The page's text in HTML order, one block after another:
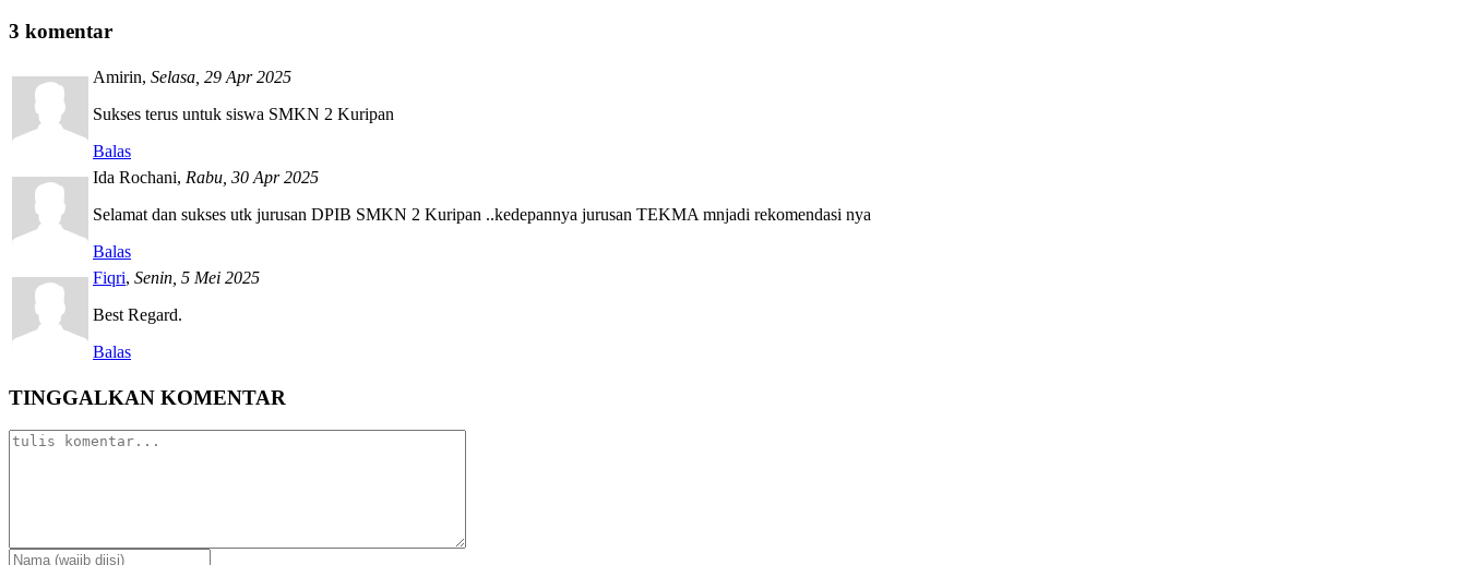
3 komentar
Amirin, Selasa, 29 Apr 2025
Sukses terus untuk siswa SMKN 2 Kuripan
Balas
Ida Rochani, Rabu, 30 Apr 2025
Selamat dan sukses utk jurusan DPIB SMKN 2 Kuripan ..kedepannya jurusan TEKMA mnjadi rekomendasi nya
Balas
Fiqri, Senin, 5 Mei 2025
Best Regard.
Balas
TINGGALKAN KOMENTAR